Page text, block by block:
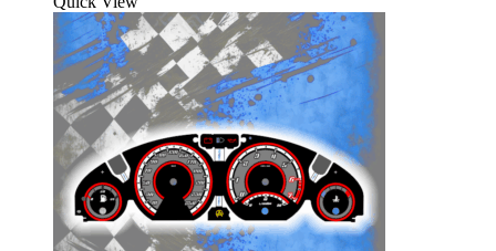
weist
mehrere
Varianten
auf.
Die
Optionen
können
auf
der
Produktseite
gewählt
werden